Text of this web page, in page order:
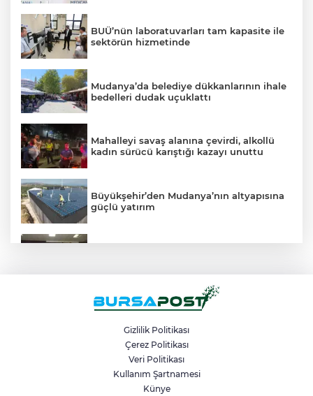
BUÜ’nün laboratuvarları tam kapasite ile
sektörün hizmetinde
Mudanya’da belediye dükkanlarının ihale
bedelleri dudak uçuklattı
Mahalleyi savaş alanına çevirdi, alkollü
kadın sürücü karıştığı kazayı unuttu
Büyükşehir’den Mudanya’nın altyapısına
güçlü yatırım
Kamyona çarpan tırın kupası dorseden
Büyükşehir’den Panayır’da altyapı ve
ulaşım atağı
Gizlilik Politikası
Çerez Politikası
Veri Politikası
Kullanım Şartnamesi
Künye